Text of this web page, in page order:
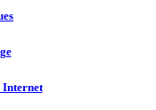
Internet